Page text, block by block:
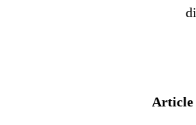
Article